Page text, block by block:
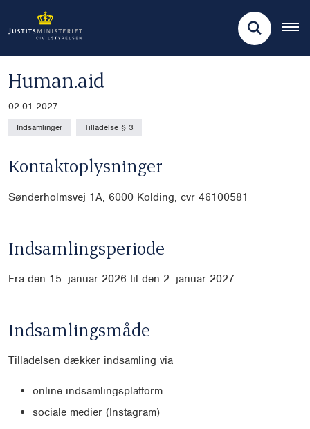
Human.aid
02-01-2027
Indsamlinger Tilladelse § 3
Kontaktoplysninger
Sønderholmsvej 1A, 6000 Kolding, cvr 46100581
Indsamlingsperiode
Fra den 15. januar 2026 til den 2. januar 2027.
Indsamlingsmåde
Tilladelsen dækker indsamling via
online indsamlingsplatform
sociale medier (Instagram)